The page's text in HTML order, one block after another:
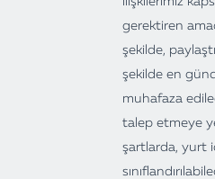
gerektiren
şekilde,
şekilde en
muhafaza
talep etmeye
şartlarda, yurt